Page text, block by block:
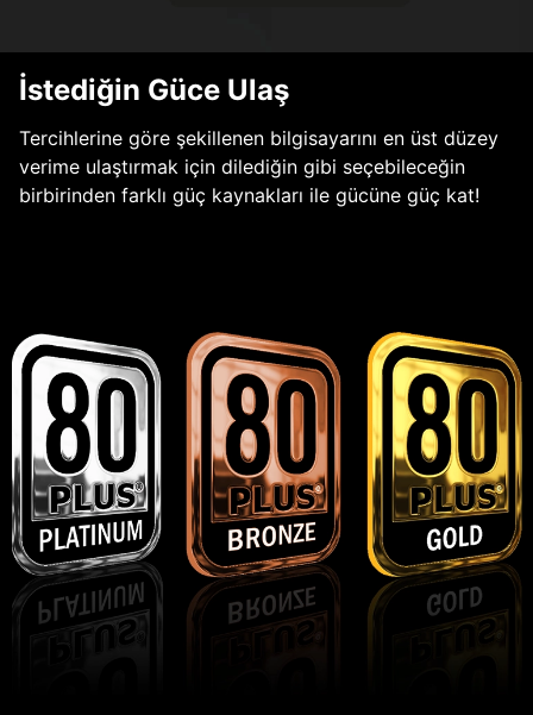
İstediğin Güce Ulaş
Tercihlerine göre şekillenen bilgisayarını en üst düzey
verime ulaştırmak için dilediğin gibi seçebileceğin
birbirinden farklı güç kaynakları ile gücüne güç kat!